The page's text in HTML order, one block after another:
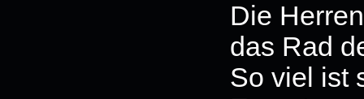
Die
das Rad
So viel ist